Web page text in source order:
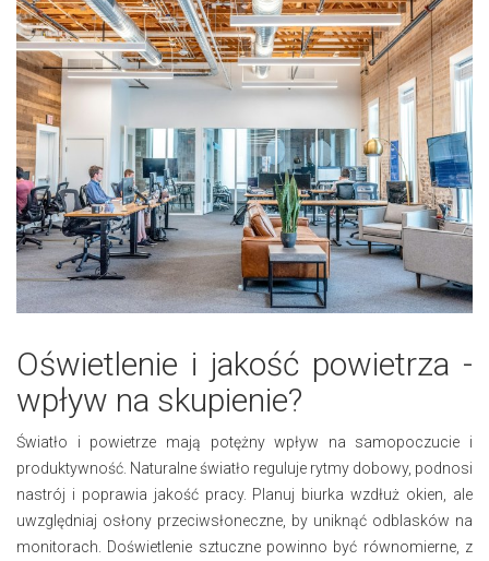
Oświetlenie i jakość powietrza -
wpływ na skupienie?
Światło i powietrze mają potężny wpływ na samopoczucie i
produktywność. Naturalne światło reguluje rytmy dobowy, podnosi
nastrój i poprawia jakość pracy. Planuj biurka wzdłuż okien, ale
uwzględniaj osłony przeciwsłoneczne, by uniknąć odblasków na
monitorach. Doświetlenie sztuczne powinno być równomierne, z